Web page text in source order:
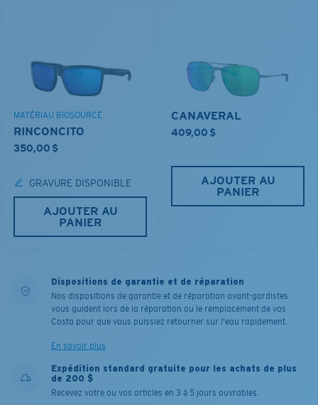
MATÉRIAU BIOSOURCÉ
RINCONCITO
350,00 $
GRAVURE DISPONIBLE
AJOUTER AU
PANIER
CANAVERAL
409,00 $
AJOUTER AU
PANIER
Dispositions de garantie et de réparation
Nos dispositions de garantie et de réparation avant-gardistes
vous guident lors de la réparation ou le remplacement de vos
Costa pour que vous puissiez retourner sur l'eau rapidement.
En savoir plus
Expédition standard gratuite pour les achats de plus
de 200 $
Recevez votre ou vos articles en 3 à 5 jours ouvrables.